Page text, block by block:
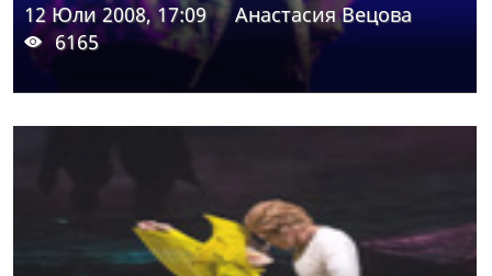
12 Юли 2008, 17:09
Анастасия Вецова
6165